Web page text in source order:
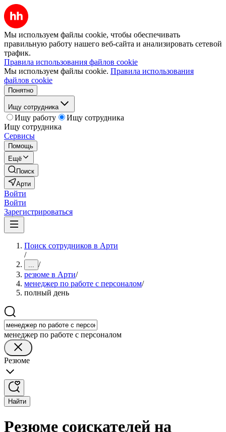
Мы используем файлы cookie, чтобы обеспечивать
правильную работу нашего веб-сайта и анализировать сетевой
трафик.
Правила использования файлов cookie
Мы используем файлы cookie. Правила использования
файлов cookie
Понятно
Ищу сотрудника
Ищу работу
Ищу сотрудника
Ищу сотрудника
Сервисы
Помощь
Ещё
Поиск
Арти
Войти
Войти
Зарегистрироваться
Поиск сотрудников в Арти
/
... /
резюме в Арти/
менеджер по работе с персоналом/
полный день
менеджер по работе с персоналом
Резюме
Найти
Резюме соискателей на